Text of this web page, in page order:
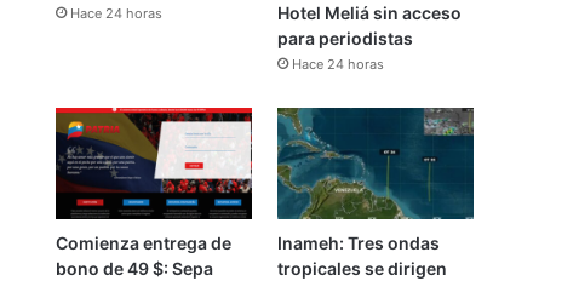
Hace 24 horas
Hotel Meliá sin acceso
para periodistas
Hace 24 horas
Comienza entrega de
bono de 49 $: Sepa
Inameh: Tres ondas
tropicales se dirigen